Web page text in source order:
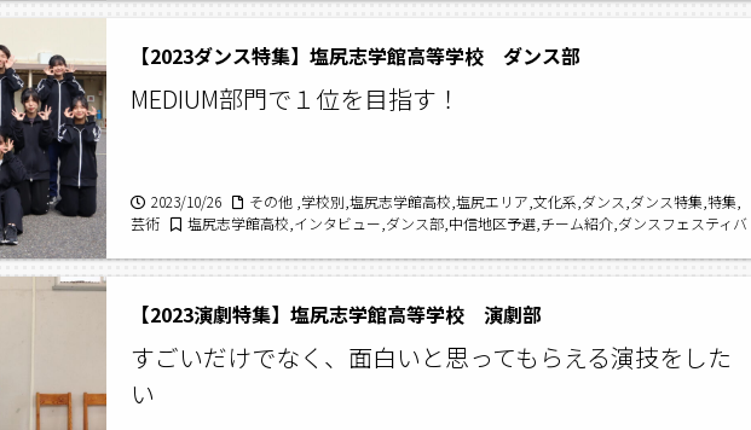
【2023ダンス特集】塩尻志学館高等学校 ダンス部
MEDIUM部門で１位を目指す！
2023/10/26
その他 ,学校別,塩尻志学館高校,塩尻エリア,文化系,ダンス,ダンス特集,特集,
芸術
塩尻志学館高校,インタビュー,ダンス部,中信地区予選,チーム紹介,ダンスフェスティバ
【2023演劇特集】塩尻志学館高等学校 演劇部
すごいだけでなく、面白いと思ってもらえる演技をした
い